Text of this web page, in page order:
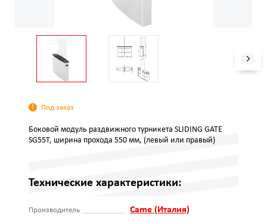
Под заказ
Боковой модуль раздвижного турникета SLIDING GATE
SG55T, ширина прохода 550 мм, (левый или правый)
Технические характеристики:
Производитель Came (Италия)